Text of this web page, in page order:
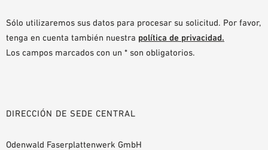
Sólo utilizaremos sus datos para procesar su solicitud. Por favor,
tenga en cuenta también nuestra política de privacidad.
Los campos marcados con un * son obligatorios.
DIRECCIÓN DE SEDE CENTRAL
Odenwald Faserplattenwerk GmbH